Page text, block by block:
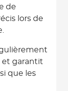
de
lors de
et garantit
que les